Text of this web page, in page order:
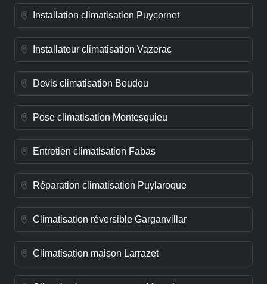
Installation climatisation Puycornet
Installateur climatisation Vazerac
Devis climatisation Boudou
Pose climatisation Montesquieu
Entretien climatisation Fabas
Réparation climatisation Puylaroque
Climatisation réversible Garganvillar
Climatisation maison Larrazet